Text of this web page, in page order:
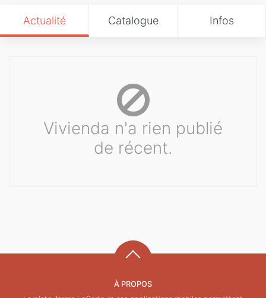
Actualité Catalogue Infos
Vivienda n'a rien publié
de récent.
À PROPOS